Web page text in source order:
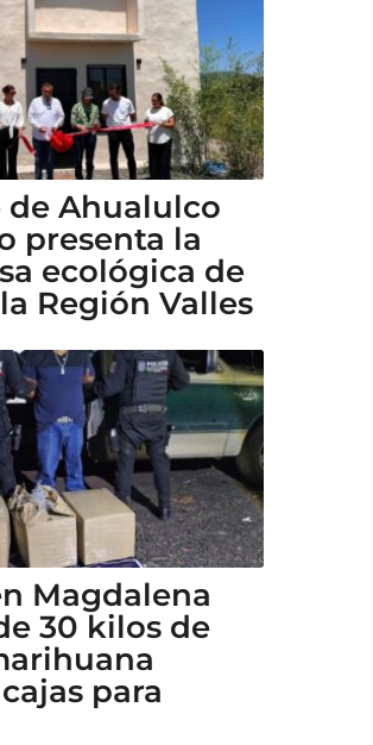
de Ahualulco
presenta la
ecológica de
Región Valles
Magdalena
30 kilos de
para